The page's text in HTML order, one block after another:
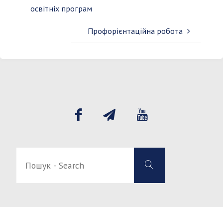
освітніх програм
Профорієнтаційна робота
Search
Пошук
Search